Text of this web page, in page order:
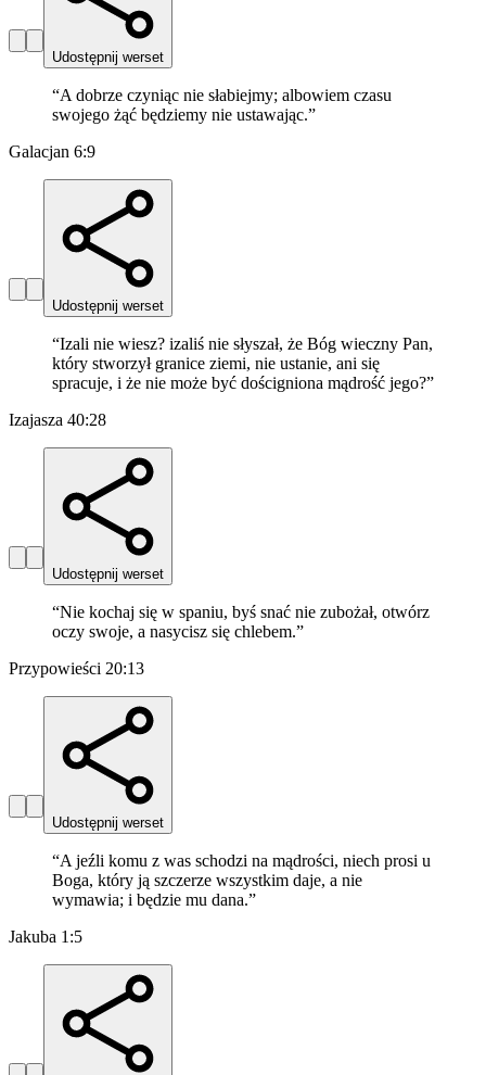
Udostępnij werset
“A dobrze czyniąc nie słabiejmy; albowiem czasu
swojego żąć będziemy nie ustawając.”
Galacjan 6:9
Udostępnij werset
“Izali nie wiesz? izaliś nie słyszał, że Bóg wieczny Pan,
który stworzył granice ziemi, nie ustanie, ani się
spracuje, i że nie może być dościgniona mądrość jego?”
Izajasza 40:28
Udostępnij werset
“Nie kochaj się w spaniu, byś snać nie zubożał, otwórz
oczy swoje, a nasycisz się chlebem.”
Przypowieści 20:13
Udostępnij werset
“A jeźli komu z was schodzi na mądrości, niech prosi u
Boga, który ją szczerze wszystkim daje, a nie
wymawia; i będzie mu dana.”
Jakuba 1:5